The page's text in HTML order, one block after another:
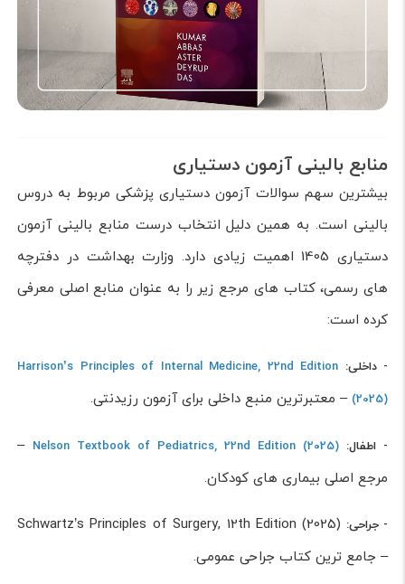
منابع بالینی آزمون دستیاری
بیشترین سهم سوالات آزمون دستیاری پزشکی مربوط به دروس
بالینی است. به همین دلیل انتخاب درست منابع بالینی آزمون
دستیاری 1405 اهمیت زیادی دارد. وزارت بهداشت در دفترچه
های رسمی، کتاب های مرجع زیر را به عنوان منابع اصلی معرفی
کرده است:
- داخلی: Harrison’s Principles of Internal Medicine, 22nd Edition
(2025) – معتبرترین منبع داخلی برای آزمون رزیدنتی.
- اطفال: Nelson Textbook of Pediatrics, 22nd Edition (2025)
–
مرجع اصلی بیماری های کودکان.
- جراحی: Schwartz’s Principles of Surgery, 12th Edition (2025)
– جامع ترین کتاب جراحی عمومی.